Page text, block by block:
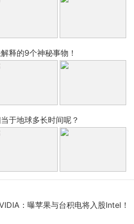
释的9个神秘事物！
于地球多长时间呢？
：曝苹果与台积电将入股Intel！